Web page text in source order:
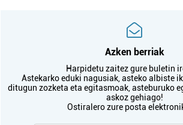
Azken berriak
Harpidetu zaitez gure buletin
Astekarko eduki nagusiak, asteko albiste
ditugun zozketa eta egitasmoak, asteburuko
askoz gehiago!
Ostiralero zure posta